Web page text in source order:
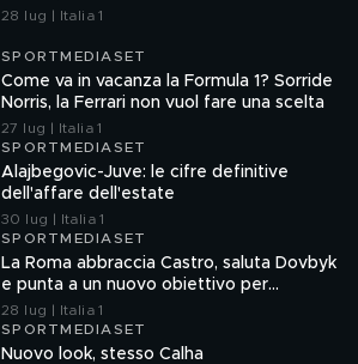
28 lug | Italia 1
SPORTMEDIASET
Come va in vacanza la Formula 1? Sorride
Norris, la Ferrari non vuol fare una scelta
27 lug | Italia 1
SPORTMEDIASET
Alajbegovic-Juve: le cifre definitive
dell'affare dell'estate
30 lug | Italia 1
SPORTMEDIASET
La Roma abbraccia Castro, saluta Dovbyk
e punta a un nuovo obiettivo per
l'attacco
28 lug | Italia 1
SPORTMEDIASET
Nuovo look, stesso Calha